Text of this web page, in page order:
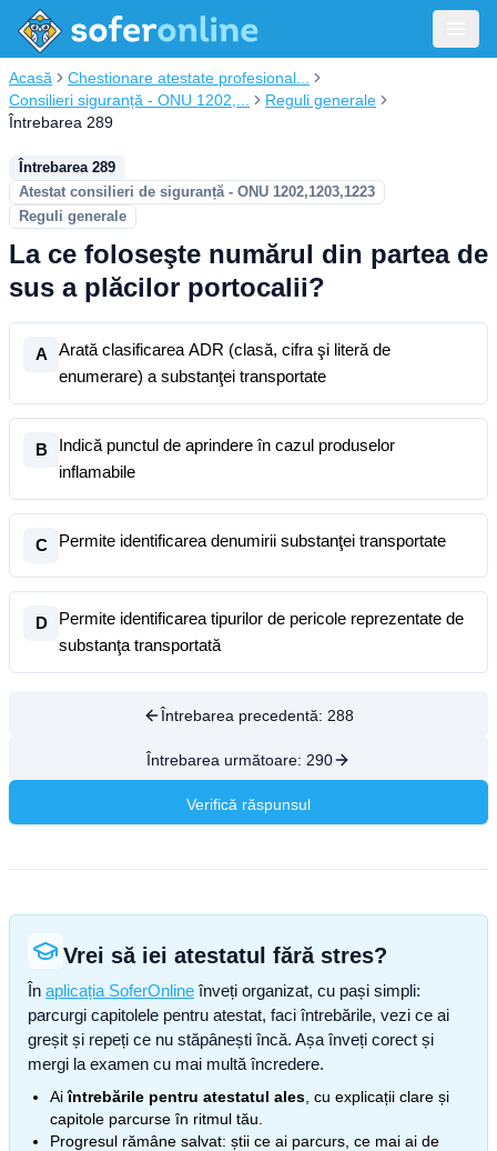
Acasă
Chestionare atestate profesional...
Consilieri siguranță - ONU 1202,...
Reguli generale
Întrebarea 289
Întrebarea 289
Atestat consilieri de siguranță - ONU 1202,1203,1223
Reguli generale
La ce foloseşte numărul din partea de
sus a plăcilor portocalii?
A
Arată clasificarea ADR (clasă, cifra şi literă de
enumerare) a substanţei transportate
B
Indică punctul de aprindere în cazul produselor
inflamabile
C Permite identificarea denumirii substanţei transportate
D
Permite identificarea tipurilor de pericole reprezentate de
substanţa transportată
Întrebarea precedentă: 288
Întrebarea următoare: 290
Verifică răspunsul
Vrei să iei atestatul fără stres?
În aplicația SoferOnline înveți organizat, cu pași simpli:
parcurgi capitolele pentru atestat, faci întrebările, vezi ce ai
greșit și repeți ce nu stăpânești încă. Așa înveți corect și
mergi la examen cu mai multă încredere.
Aiîntrebările pentru atestatul ales , cu explicații clare și
capitole parcurse în ritmul tău.
Progresul rămâne salvat: știi ce ai parcurs, ce mai ai de